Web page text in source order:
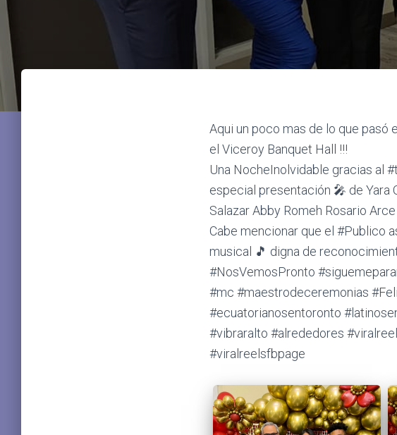
Aqui un poco mas de lo que pasó
el Viceroy Banquet Hall !!!
Una NocheInolvidable gracias al
especial presentación 🎤 de Yara
Salazar Abby Romeh Rosario Arce
Cabe mencionar que el #Publico
musical 🎵 digna de
#NosVemosPronto
#mc #maestrodeceremonias
#ecuatorianosentoronto
#vibraralto #alrededores
#viralreelsfbpage